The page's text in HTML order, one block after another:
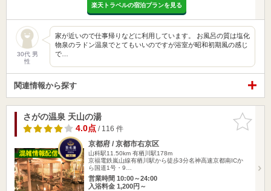
楽天トラベルの宿泊プランを見る
30代 男
性
家が近いので仕事帰りなどに利用しています。 お風呂の質は塩化
物泉のラドン温泉でとてもいいのですが浴室が昭和初期風の感じ
で…
関連情報から探す
お気に入
りに追加
さがの温泉 天山の湯
4.0点/ 116 件
京都府 / 京都市右京区
山科駅11.50km 有栖川駅178m
京福電鉄嵐山線有栖川駅から徒歩3分名神高速京都南ICか
ら国道1号・9…
営業時間 10:00～24:00
入浴料金 1,200円～